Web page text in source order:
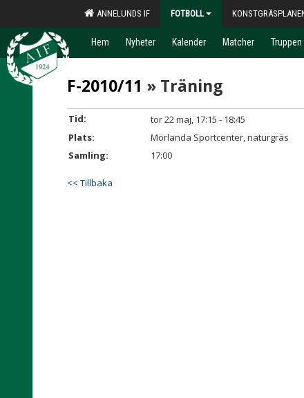
ANNELUNDS IF FOTBOLL
Hem Nyheter Kalender Matcher Truppen
F-2010/11 » Träning
Tid:
tor 22 maj, 17:15 - 18:45
Plats:
Mörlanda Sportcenter, naturgräs
Samling:
17:00
<< Tillbaka